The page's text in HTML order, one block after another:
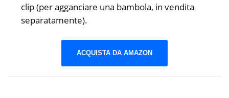
clip (per agganciare una bambola, in vendita
separatamente).
ACQUISTA DA AMAZON